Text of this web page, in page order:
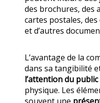
des brochures, des
cartes postales,
et d’autres
L’avantage de la
dans sa tangibilité
l’attention du public
physique. Les